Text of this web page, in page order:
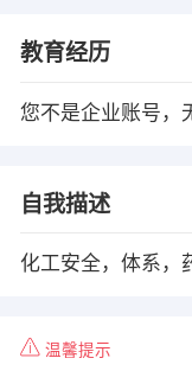
教育经历
您不是企业账号，
自我描述
化工安全，体系，
温馨提示